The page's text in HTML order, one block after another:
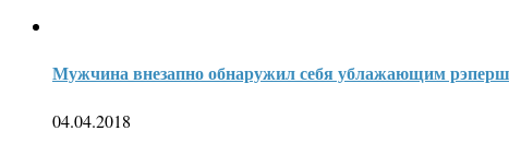
Мужчина внезапно обнаружил себя ублажающим
04.04.2018